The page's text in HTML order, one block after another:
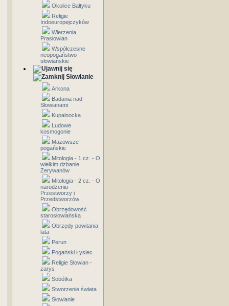
Okolice Bałtyku
Religie
Indoeuropejczyków
Wierzenia
Prasłowian
Współczesne
neopogaństwo
słowiańskie
Słowianie
Arkona
Badania nad
Słowianami
Kupalnocka
Ludowe
kosmogonie
Mazowsze
pogańskie
Mitologia - 1 cz. - O
wielkim dzbanie
Zerywanów
Mitologia - 2 cz. - O
narodzeniu
Przestworzy i
Przedstworzów
Obrzędowość
starosłowiańska
Obrzędy powitania
lata
Perun
Pogański Łysiec
Religie Słowian -
zarys
Sobótka
Stworzenie świata
Słowianie